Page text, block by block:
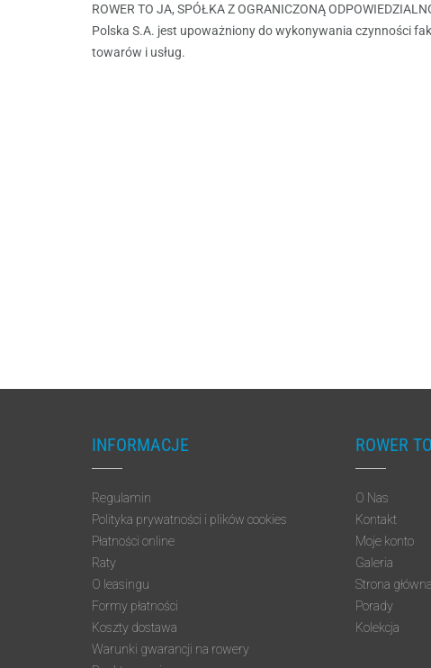
ROWER TO JA, SPÓŁKA Z OGRANICZONĄ
Polska S.A. jest upoważniony do wykonywania czynności
towarów i usług.
INFORMACJE
Regulamin
Polityka prywatności i plików cookies
Płatności online
Raty
O leasingu
Formy płatności
Koszty dostawa
Warunki gwarancji na rowery
ROWER
O Nas
Kontakt
Moje konto
Galeria
Strona główna
Porady
Kolekcja